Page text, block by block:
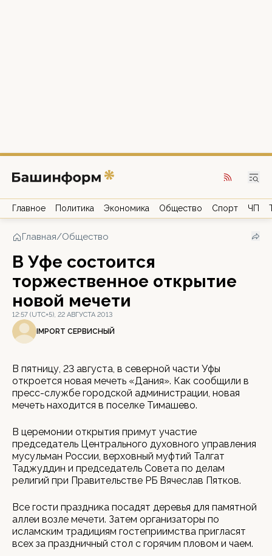
Главное Политика Экономика Общество Спорт ЧП
Главная/Общество
В Уфе состоится
торжественное открытие
новой мечети
12:57 (UTC+5), 22 АВГУСТА 2013
IMPORT СЕРВИСНЫЙ
В пятницу, 23 августа, в северной части Уфы
откроется новая мечеть «Дания». Как сообщили в
пресс-службе городской администрации, новая
мечеть находится в поселке Тимашево.
В церемонии открытия примут участие
председатель Центрального духовного управления
мусульман России, верховный муфтий Талгат
Таджуддин и председатель Совета по делам
религий при Правительстве РБ Вячеслав Пятков.
Все гости праздника посадят деревья для памятной
аллеи возле мечети. Затем организаторы по
исламским традициям гостеприимства пригласят
всех за праздничный стол с горячим пловом и чаем.